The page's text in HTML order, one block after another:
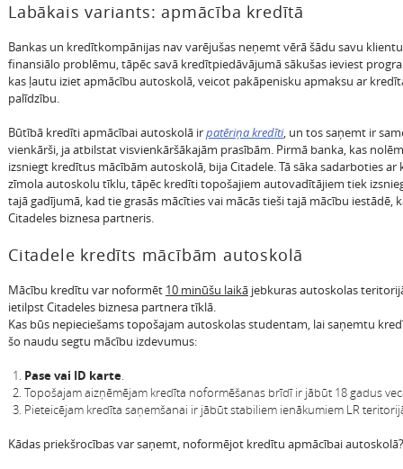
Labākais variants: apmācība kredītā
Bankas un kredītkompānijas nav varējušas neņemt vērā šādu savu klientu
finansiālo problēmu, tāpēc savā kredītpiedāvājumā sākušas ieviest
kas ļautu iziet apmācību autoskolā, veicot pakāpenisku apmaksu ar
palīdzību.
Būtībā kredīti apmācībai autoskolā irpatēriņa kredīti, un tos saņemt ir
vienkārši, ja atbilstat visvienkāršākajām prasībām. Pirmā banka, kas
izsniegt kredītus mācībām autoskolā, bija Citadele. Tā sāka sadarboties ar
zīmola autoskolu tīklu, tāpēc kredīti topošajiem autovadītājiem tiek
tajā gadījumā, kad tie grasās mācīties vai mācās tieši tajā mācību iestādē,
Citadeles biznesa partneris.
Citadele kredīts mācībām autoskolā
Mācību kredītu var noformēt 10 minūšu laikā jebkuras autoskolas
ietilpst Citadeles biznesa partnera tīklā.
Kas būs nepieciešams topošajam autoskolas studentam, lai saņemtu
šo naudu segtu mācību izdevumus:
Pase vai ID karte.
Topošajam aizņēmējam kredīta noformēšanas brīdī ir jābūt 18 gadus
Pieteicējam kredīta saņemšanai ir jābūt stabiliem ienākumiem LR
Kādas priekšrocības var saņemt, noformējot kredītu apmācībai autoskolā?